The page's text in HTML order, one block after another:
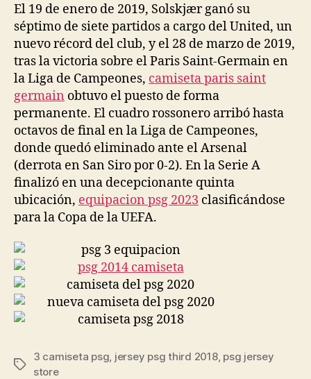
El 19 de enero de 2019, Solskjær ganó su
séptimo de siete partidos a cargo del United, un
nuevo récord del club, y el 28 de marzo de 2019,
tras la victoria sobre el Paris Saint-Germain en
la Liga de Campeones, camiseta paris saint
germain obtuvo el puesto de forma
permanente. El cuadro rossonero arribó hasta
octavos de final en la Liga de Campeones,
donde quedó eliminado ante el Arsenal
(derrota en San Siro por 0-2). En la Serie A
finalizó en una decepcionante quinta
ubicación, equipacion psg 2023 clasificándose
para la Copa de la UEFA.
Etiquetas
3 camiseta psg, jersey psg third 2018, psg jersey
store